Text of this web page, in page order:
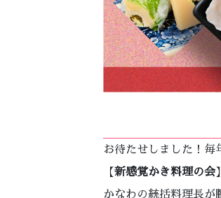
お待たせしました！毎
【新感覚かき料理の会
かなわの統括料理長が